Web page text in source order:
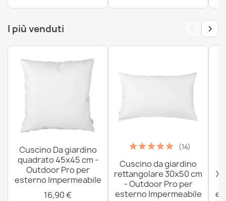
28,90 €
I più venduti ‹ ›
Cuscino Da giardino
quadrato 45x45 cm -
Outdoor Pro per
esterno Impermeabile
16,90 €
(14)
Cuscino da giardino
rettangolare 30x50 cm
- Outdoor Pro per
esterno Impermeabile